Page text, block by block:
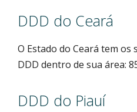
DDD do Ceará
O Estado do Ceará tem
DDD dentro de sua área:
DDD do Piauí